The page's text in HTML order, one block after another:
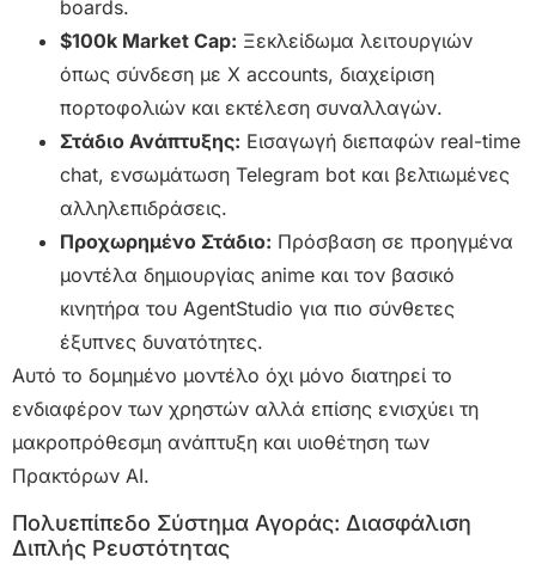
boards.
$100k Market Cap: Ξεκλείδωμα λειτουργιών
όπως σύνδεση με X accounts, διαχείριση
πορτοφολιών και εκτέλεση συναλλαγών.
Στάδιο Ανάπτυξης: Εισαγωγή διεπαφών real-time
chat, ενσωμάτωση Telegram bot και βελτιωμένες
αλληλεπιδράσεις.
Προχωρημένο Στάδιο: Πρόσβαση σε προηγμένα
μοντέλα δημιουργίας anime και τον βασικό
κινητήρα του AgentStudio για πιο σύνθετες
έξυπνες δυνατότητες.
Αυτό το δομημένο μοντέλο όχι μόνο διατηρεί το
ενδιαφέρον των χρηστών αλλά επίσης ενισχύει τη
μακροπρόθεσμη ανάπτυξη και υιοθέτηση των
Πρακτόρων AI.
Πολυεπίπεδο Σύστημα Αγοράς: Διασφάλιση
Διπλής Ρευστότητας